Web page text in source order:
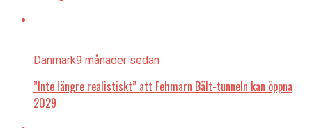
Danmark9 månader sedan
”Inte längre realistiskt” att Fehmarn Bält-tunneln kan öppna
2029